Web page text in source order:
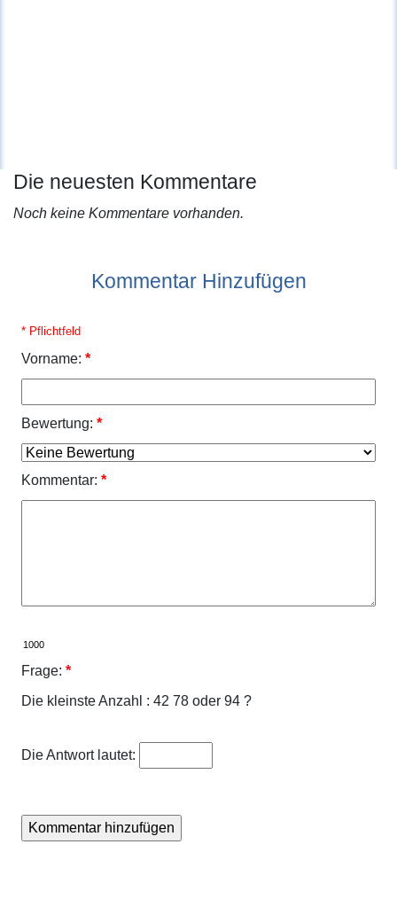
Die neuesten Kommentare
Noch keine Kommentare vorhanden.
Kommentar Hinzufügen
* Pflichtfeld
Vorname: *
Bewertung: *
Kommentar: *
Frage: *
Die kleinste Anzahl : 42 78 oder 94 ?
Die Antwort lautet: